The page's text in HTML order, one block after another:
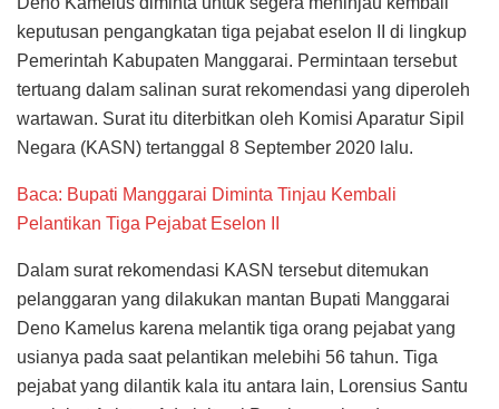
keputusan pengangkatan tiga pejabat eselon II di lingkup
Pemerintah Kabupaten Manggarai. Permintaan tersebut
tertuang dalam salinan surat rekomendasi yang diperoleh
wartawan. Surat itu diterbitkan oleh Komisi Aparatur Sipil
Negara (KASN) tertanggal 8 September 2020 lalu.
Baca: Bupati Manggarai Diminta Tinjau Kembali
Pelantikan Tiga Pejabat Eselon II
Dalam surat rekomendasi KASN tersebut ditemukan
pelanggaran yang dilakukan mantan Bupati Manggarai
Deno Kamelus karena melantik tiga orang pejabat yang
usianya pada saat pelantikan melebihi 56 tahun. Tiga
pejabat yang dilantik kala itu antara lain, Lorensius Santu